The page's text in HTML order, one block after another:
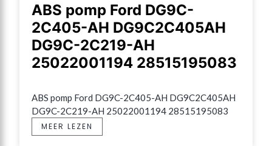
ABS pomp Ford DG9C-
2C405-AH DG9C2C405AH
DG9C-2C219-AH
25022001194 28515195083
ABS pomp Ford DG9C-2C405-AH DG9C2C405AH
DG9C-2C219-AH 25022001194 28515195083
MEER LEZEN